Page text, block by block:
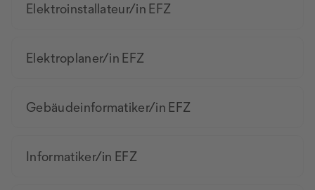
Elektroinstallateur/in EFZ
Elektroplaner/in EFZ
Gebäudeinformatiker/in EFZ
Informatiker/in EFZ